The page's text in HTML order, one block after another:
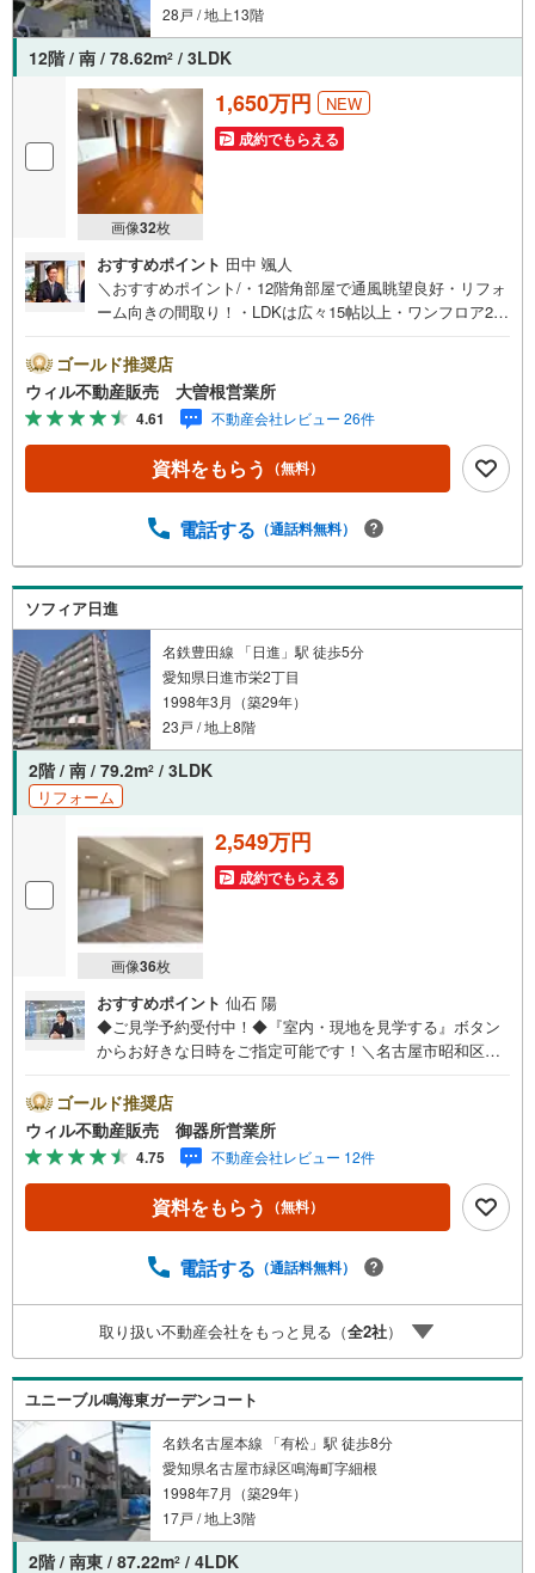
28戸 / 地上13階
12階 / 南 / 78.62m2 / 3LDK
画像32枚
1,650万円 NEW
成約でもらえる
おすすめポイント 田中 颯人
＼おすすめポイント/・12階角部屋で通風眺望良好・リフォ
ーム向きの間取り！・LDKは広々15帖以上・ワンフロア2邸
房あり！・専用駐車場付き＼駅近好立地/複数沿線利用可能
（中央本線、瀬戸線、ゆとりーとライン）・中央本線「新
守山」徒歩13分・守山小学校徒歩10分・守山中学校徒歩11
分・業務スーパー徒歩5分＼近隣エリアも取り扱いしており
ます/ 中、東、西、中村、昭和、千種、北、熱田、瑞穂、
名東区など名古屋市内エリアを問わずご紹介可能！名古屋
橋、藤が丘）、最寄りの営業所にてご対応いたします！
ゴールド推奨店
ウィル不動産販売 大曽根営業所
4.61 不動産会社レビュー 26件
資料をもらう （無料）
電話する （通話料無料）
ソフィア日進
名鉄豊田線 「日進」駅 徒歩5分
愛知県日進市栄2丁目
1998年3月（築29年）
23戸 / 地上8階
2階 / 南 / 79.2m2 / 3LDK
リフォーム
画像36枚
2,549万円
成約でもらえる
おすすめポイント 仙石 陽
◆ご見学予約受付中！◆『室内・現地を見学する』ボタン
からお好きな日時をご指定可能です！＼名古屋市昭和区、
名古屋市昭和区、天白区の直接のご売却依頼を数多くいた
だいている不動産仲介会社です。ネット上で分かる立地環
境はもちろん、過去にお任せいただいたお客様に現地の生
の声をもとに住戸環境を提案致します。＼平日のお住まい
探しの方へ/弊社では平日にご内覧・契約など平日にお住ま
い探しをされるお客様にサービスをご用意しています。＼
ています。事前にご予約頂きましたら営業時間外でのご内
ある方へ/不動産業者間で不動産情報が共有されているの
で、名古屋市全域や、その他隣接エリアでもご内覧が可能
です！ 【御器所営業所】○地下鉄桜通線、鶴舞線「御器
所」駅徒歩1分○お子様が遊べるキッズスペースあり○定休
日ございません
ゴールド推奨店
ウィル不動産販売 御器所営業所
4.75 不動産会社レビュー 12件
資料をもらう （無料）
電話する （通話料無料）
取り扱い不動産会社をもっと見る（全2社）
ユニーブル鳴海東ガーデンコート
名鉄名古屋本線 「有松」駅 徒歩8分
愛知県名古屋市緑区鳴海町字細根
1998年7月（築29年）
17戸 / 地上3階
2階 / 南東 / 87.22m2 / 4LDK